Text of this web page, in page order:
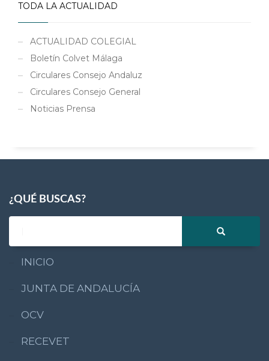
TODA LA ACTUALIDAD
ACTUALIDAD COLEGIAL
Boletín Colvet Málaga
Circulares Consejo Andaluz
Circulares Consejo General
Noticias Prensa
¿QUÉ BUSCAS?
INICIO
JUNTA DE ANDALUCÍA
OCV
RECEVET